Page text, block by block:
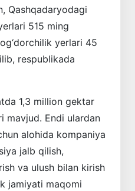
Qashqadaryodagi
515 ming
yerlari 45
respublikada
1,3 million gektar
mavjud. Endi ulardan
alohida kompaniya
jalb qilish,
va ulush bilan kirish
jamiyati maqomi